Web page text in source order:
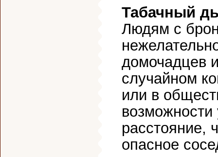
Табачный
Людям с
домочадцев
случайном
или в
возможности
расстояние,
опасное